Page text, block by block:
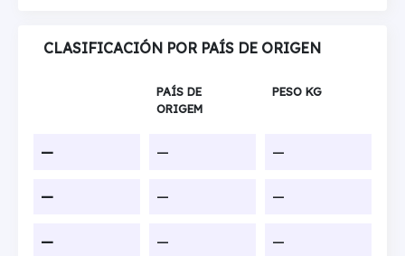
CLASIFICACIÓN POR PAÍS DE ORIGEN
PAÍS DE
ORIGEM
PESO KG
— — —
— — —
— — —